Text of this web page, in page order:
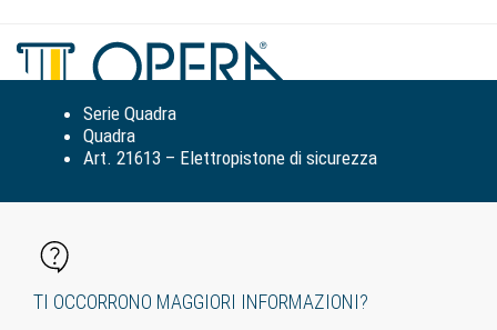
Serie Quadra
Quadra
Art. 21613 – Elettropistone di sicurezza
TI OCCORRONO MAGGIORI INFORMAZIONI?